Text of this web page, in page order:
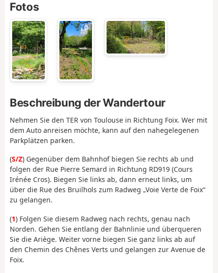
Fotos
Beschreibung der Wandertour
Nehmen Sie den TER von Toulouse in Richtung Foix. Wer mit
dem Auto anreisen möchte, kann auf den nahegelegenen
Parkplätzen parken.
(S/Z) Gegenüber dem Bahnhof biegen Sie rechts ab und
folgen der Rue Pierre Semard in Richtung RD919 (Cours
Irénée Cros). Biegen Sie links ab, dann erneut links, um
über die Rue des Bruilhols zum Radweg „Voie Verte de Foix“
zu gelangen.
(1) Folgen Sie diesem Radweg nach rechts, genau nach
Norden. Gehen Sie entlang der Bahnlinie und überqueren
Sie die Ariège. Weiter vorne biegen Sie ganz links ab auf
den Chemin des Chênes Verts und gelangen zur Avenue de
Foix.